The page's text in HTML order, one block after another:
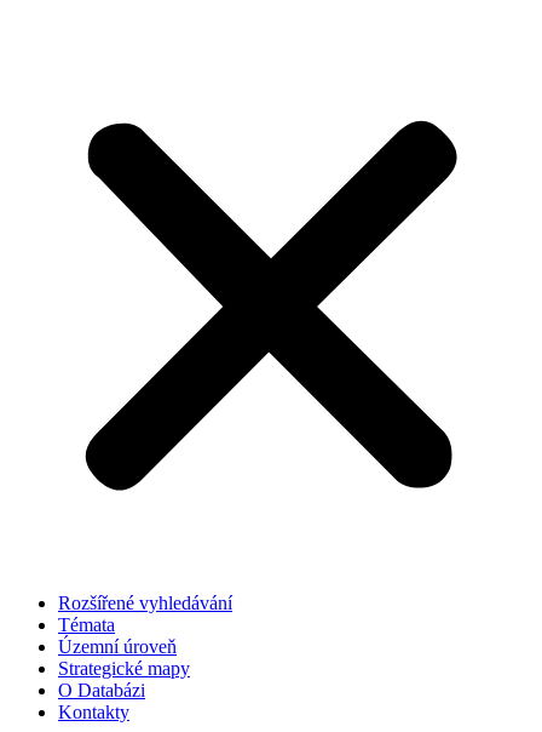
Rozšířené vyhledávání
Témata
Územní úroveň
Strategické mapy
O Databázi
Kontakty